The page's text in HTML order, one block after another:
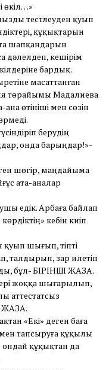
өкіл…»
тестлеуден қуып
құқықтарын
шапқандарын
дәлелдеп, кешірім
бардық.
масаттанған
төрайымы Мадалиева
өтініші мен сөзін
берудің
онда барыңдар!»-
шөгір, маңдайыма
ата-аналар
едік. Арбаға байлап
кебін киіп
қуып шығып, тіпті
талдырып, зар илетіп
бұл- БІРІНШІ ЖАЗА.
жоққа шығарылып,
аттестатсыз
ЖАЗА.
«Екі» деген баға
тапсыруға құқылы
ондай құқықтан да